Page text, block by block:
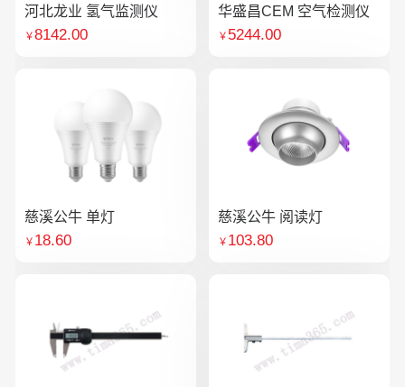
河北龙业 氢气监测仪
￥8142.00
华盛昌CEM 空气检测仪
￥ 5244.00
慈溪公牛 单灯
￥ 18.60
慈溪公牛 阅读灯
￥ 103.80